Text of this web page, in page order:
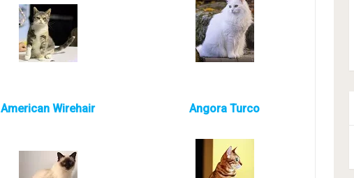
American Wirehair Angora Turco